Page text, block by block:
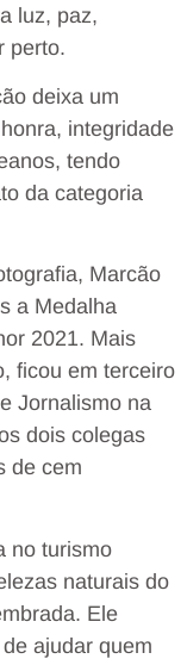
luz, paz,
perto.
deixa um
integridade
tendo
da categoria
Marcão
a Medalha
2021. Mais
ficou em terceiro
Jornalismo na
dois colegas
de cem
no turismo
naturais do
Ele
ajudar quem